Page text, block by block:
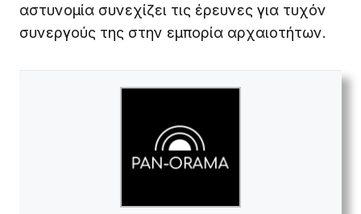
αστυνομία συνεχίζει τις έρευνες για τυχόν
συνεργούς της στην εμπορία αρχαιοτήτων.